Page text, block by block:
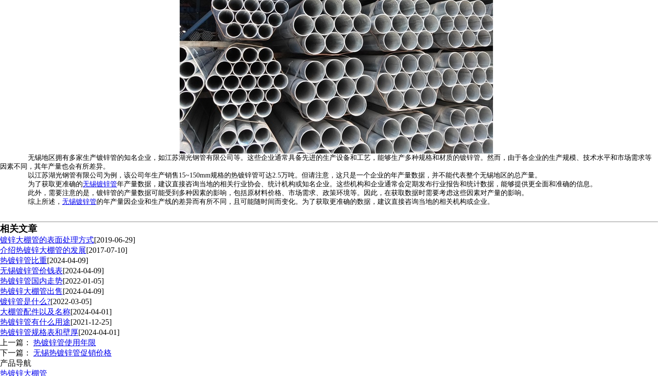
无锡地区拥有多家生产镀锌管的知名企业，如江苏湖光钢管有限公司等。这些企业通常具备先进的生产设备和工艺，能够生产多种规格和材质的镀锌管。然而，由于各企业的生产规模、技术水平和市场需求等
因素不同，其年产量也会有所差异。
以江苏湖光钢管有限公司为例，该公司年生产销售15~150mm规格的热镀锌管可达2.5万吨。但请注意，这只是一个企业的年产量数据，并不能代表整个无锡地区的总产量。
为了获取更准确的无锡镀锌管年产量数据，建议直接咨询当地的相关行业协会、统计机构或知名企业。这些机构和企业通常会定期发布行业报告和统计数据，能够提供更全面和准确的信息。
此外，需要注意的是，镀锌管的产量数据可能受到多种因素的影响，包括原材料价格、市场需求、政策环境等。因此，在获取数据时需要考虑这些因素对产量的影响。
综上所述， 无锡镀锌管的年产量因企业和生产线的差异而有所不同，且可能随时间而变化。为了获取更准确的数据，建议直接咨询当地的相关机构或企业。
相关文章
镀锌大棚管的表面处理方式[2019-06-29]
介绍热镀锌大棚管的发展[2017-07-10]
热镀锌管比重[2024-04-09]
无锡镀锌管价钱表[2024-04-09]
热镀锌管国内走势[2022-01-05]
热镀锌大棚管出售[2024-04-09]
镀锌管是什么?[2022-03-05]
大棚管配件以及名称[2024-04-01]
热镀锌管有什么用途[2021-12-25]
热镀锌管规格表和壁厚[2024-04-01]
上一篇： 热镀锌管使用年限
下一篇： 无锡热镀锌管促销价格
产品导航
热镀锌大棚管